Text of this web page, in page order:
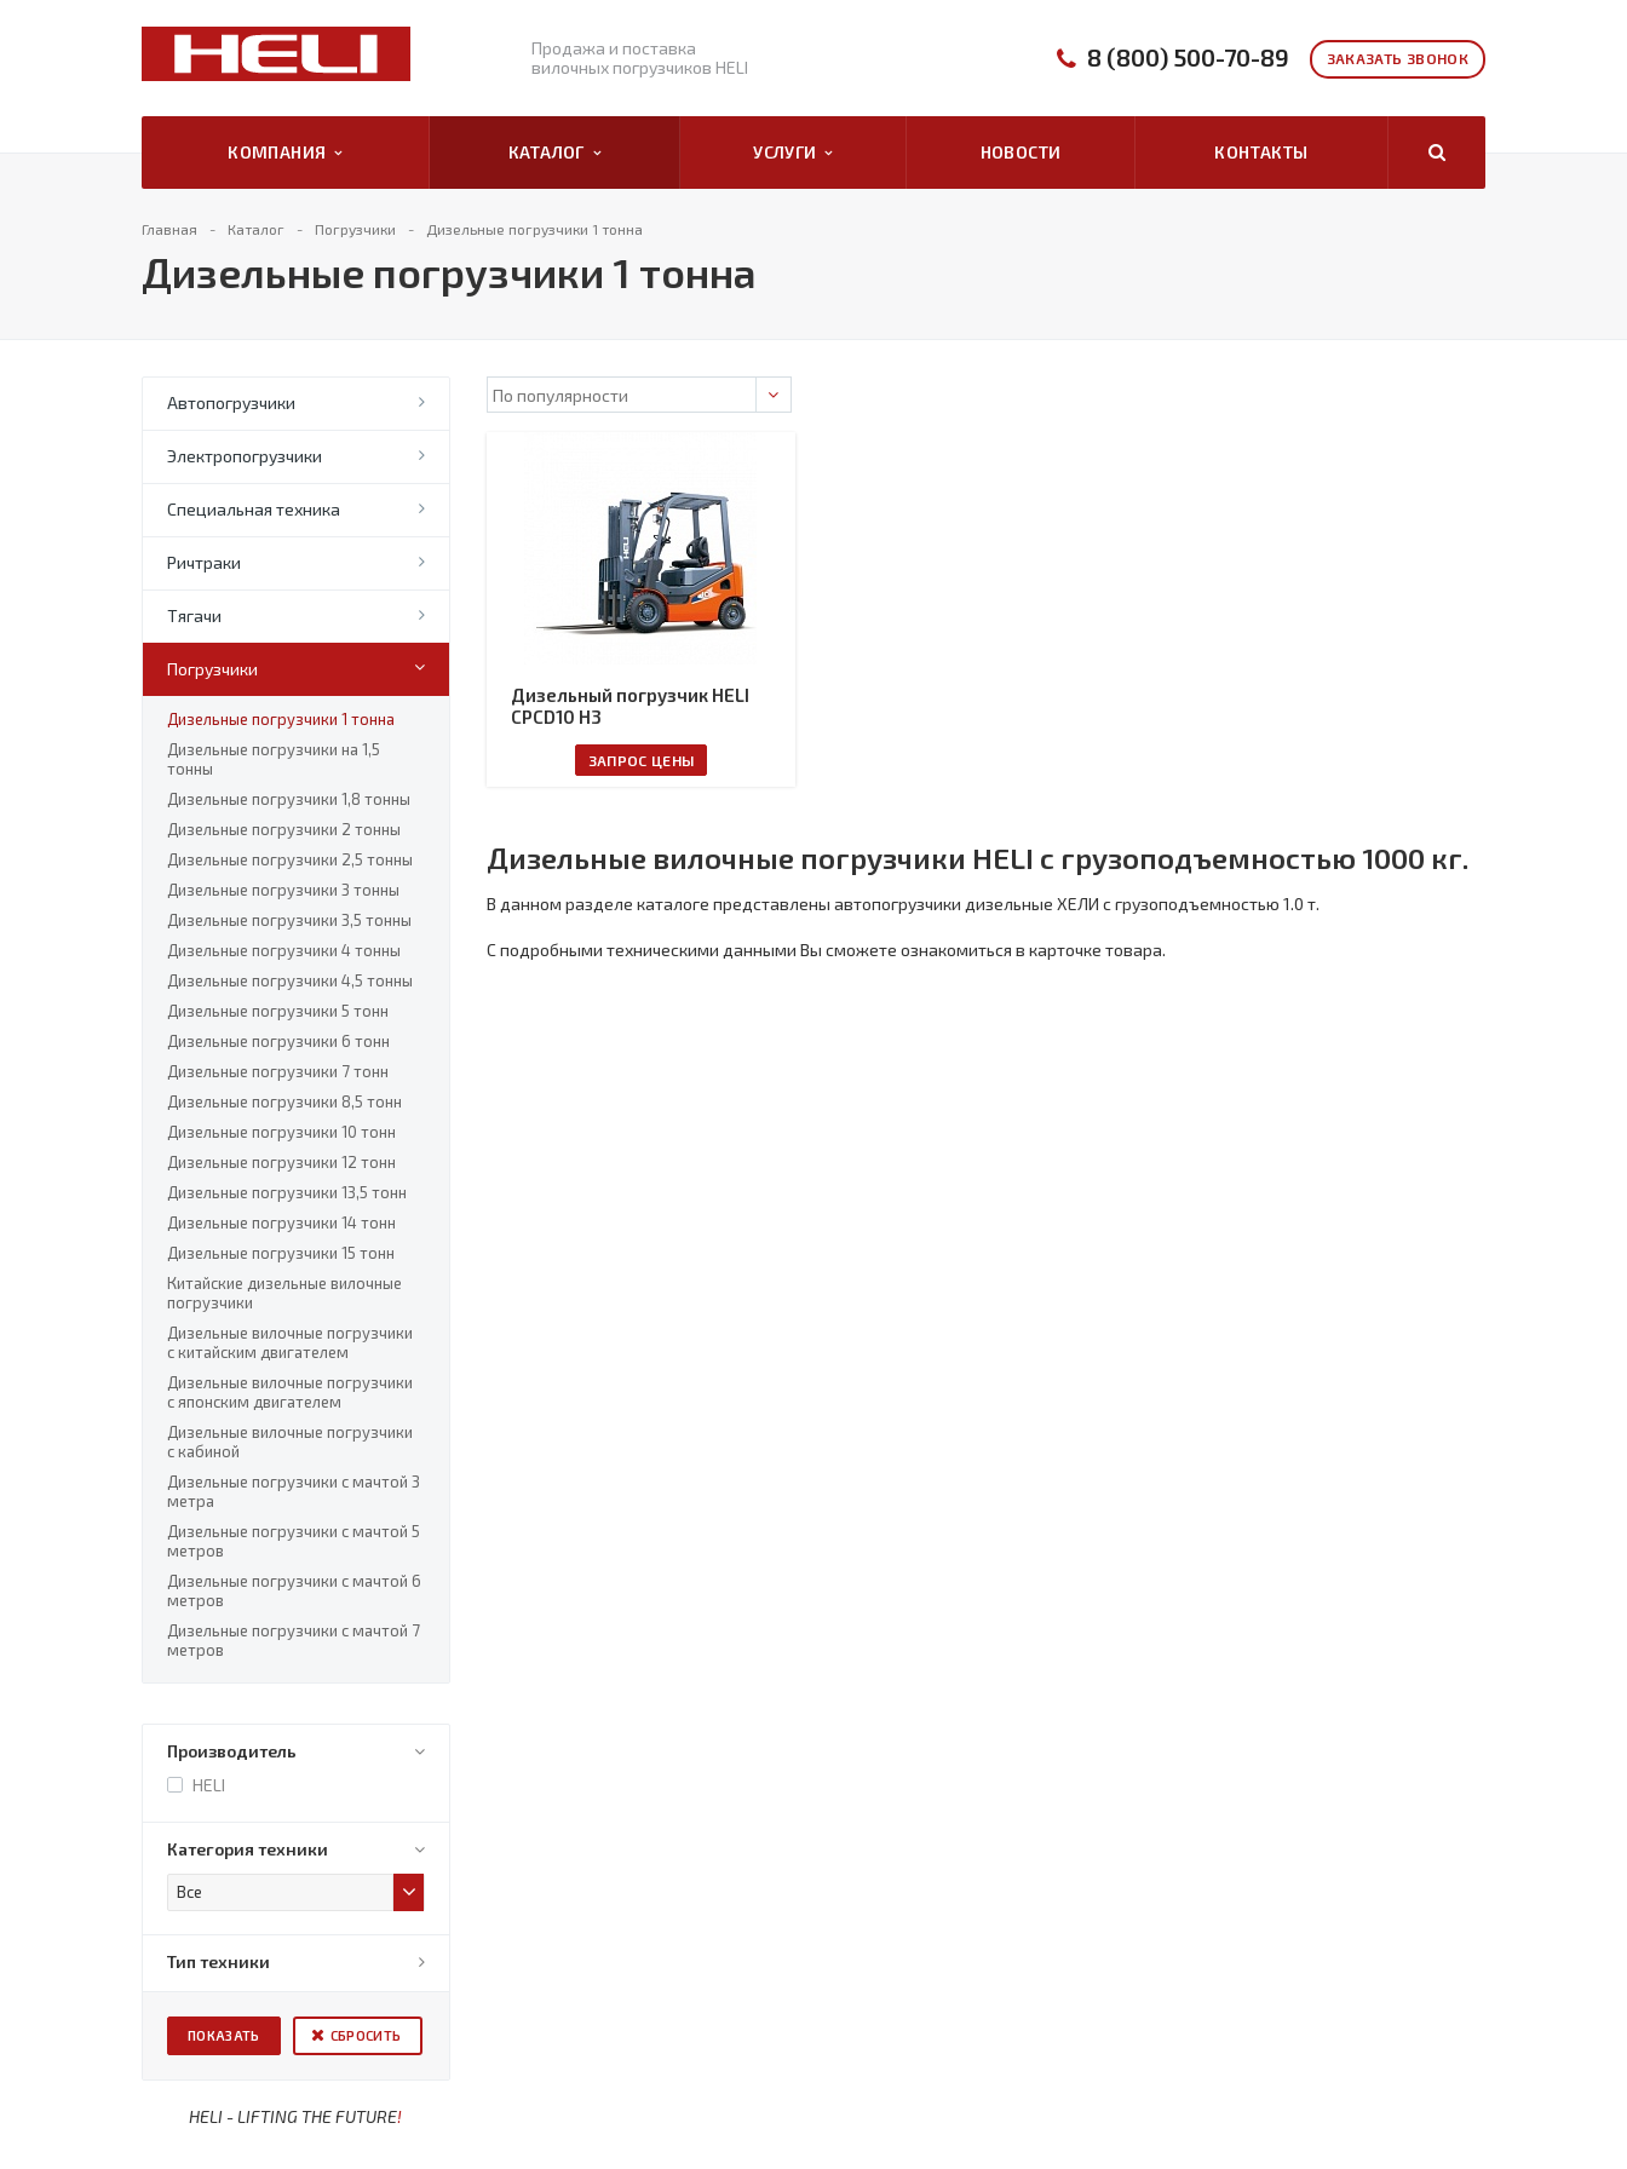
Продажа и поставка
вилочных погрузчиков HELI
ЗАКАЗАТЬ ЗВОНОК
8 (800) 500-70-89
КОМПАНИЯ КАТАЛОГ УСЛУГИ НОВОСТИ КОНТАКТЫ
Главная Каталог Погрузчики Дизельные погрузчики 1 тонна
Дизельные погрузчики 1 тонна
Автопогрузчики
Электропогрузчики
Специальная техника
Ричтраки
Тягачи
Погрузчики
Дизельные погрузчики 1 тонна
Дизельные погрузчики на 1,5
тонны
Дизельные погрузчики 1,8 тонны
Дизельные погрузчики 2 тонны
Дизельные погрузчики 2,5 тонны
Дизельные погрузчики 3 тонны
Дизельные погрузчики 3,5 тонны
Дизельные погрузчики 4 тонны
Дизельные погрузчики 4,5 тонны
Дизельные погрузчики 5 тонн
Дизельные погрузчики 6 тонн
Дизельные погрузчики 7 тонн
Дизельные погрузчики 8,5 тонн
Дизельные погрузчики 10 тонн
Дизельные погрузчики 12 тонн
Дизельные погрузчики 13,5 тонн
Дизельные погрузчики 14 тонн
Дизельные погрузчики 15 тонн
Китайские дизельные вилочные
погрузчики
Дизельные вилочные погрузчики
с китайским двигателем
Дизельные вилочные погрузчики
с японским двигателем
Дизельные вилочные погрузчики
с кабиной
Дизельные погрузчики с мачтой 3
метра
Дизельные погрузчики с мачтой 5
метров
Дизельные погрузчики с мачтой 6
метров
Дизельные погрузчики с мачтой 7
метров
Производитель
HELI
Категория техники
Все
Тип техники
СБРОСИТЬ
HELI - LIFTING THE FUTURE!
Дизельный погрузчик HELI
CPCD10 H3
ЗАПРОС ЦЕНЫ
Дизельные вилочные погрузчики HELI с грузоподъемностью 1000 кг.
В данном разделе каталоге представлены автопогрузчики дизельные ХЕЛИ с грузоподъемностью 1.0 т.
С подробными техническими данными Вы сможете ознакомиться в карточке товара.